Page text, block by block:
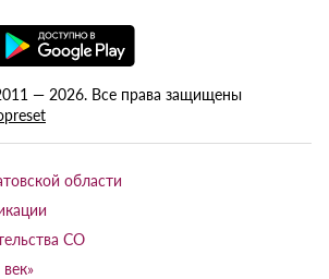
— 2026. Все права защищены
области
СО